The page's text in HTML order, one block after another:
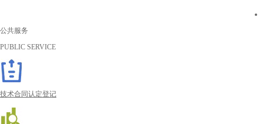
公共服务
PUBLIC SERVICE
技术合同认定登记